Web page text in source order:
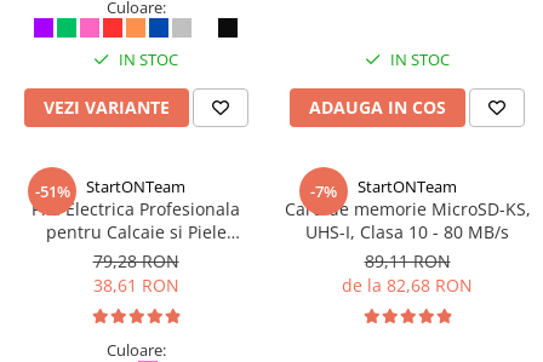
Culoare:
IN STOC
VEZI VARIANTE
IN STOC
ADAUGA IN COS
-51% StartONTeam
Pila Electrica Profesionala
pentru Calcaie si Piele
Crapata, 4 Capete, Bec LED,
Acumulator
79,28 RON
38,61 RON
Culoare:
-7% StartONTeam
Card de memorie MicroSD-KS,
UHS-I, Clasa 10 - 80 MB/s
89,11 RON
de la 82,68 RON